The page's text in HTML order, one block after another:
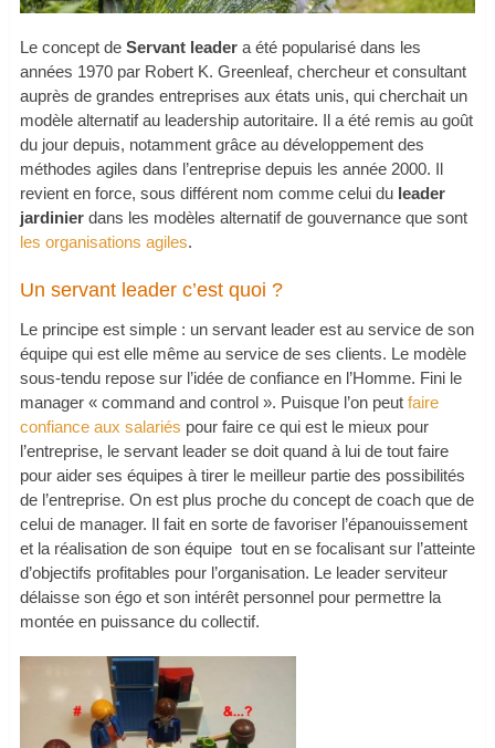
Le concept de Servant leadera été popularisé dans les
années 1970 par Robert K. Greenleaf, chercheur et consultant
auprès de grandes entreprises aux états unis, qui cherchait un
modèle alternatif au leadership autoritaire. Il a été remis au goût
du jour depuis, notamment grâce au développement des
méthodes agiles dans l’entreprise depuis les année 2000. Il
revient en force, sous différent nom comme celui du leader
jardinierdans les modèles alternatif de gouvernance que sont
les organisations agiles.
Un servant leader c’est quoi ?
Le principe est simple : un servant leader est au service de son
équipe qui est elle même au service de ses clients. Le modèle
sous-tendu repose sur l’idée de confiance en l’Homme. Fini le
manager « command and control ». Puisque l’on peut faire
confiance aux salariés pour faire ce qui est le mieux pour
l’entreprise, le servant leader se doit quand à lui de tout faire
pour aider ses équipes à tirer le meilleur partie des possibilités
de l’entreprise. On est plus proche du concept de coach que de
celui de manager. Il fait en sorte de favoriser l’épanouissement
et la réalisation de son équipe tout en se focalisant sur l’atteinte
d’objectifs profitables pour l’organisation. Le leader serviteur
délaisse son égo et son intérêt personnel pour permettre la
montée en puissance du collectif.